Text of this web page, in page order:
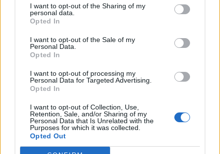
I want to opt-out of the Sharing of my
personal data.
Opted In
I want to opt-out of the Sale of my
Personal Data.
Opted In
I want to opt-out of processing my
Personal Data for Targeted Advertising.
Opted In
I want to opt-out of Collection, Use,
Retention, Sale, and/or Sharing of my
Personal Data that Is Unrelated with the
Purposes for which it was collected.
Opted Out
Ελλάδας και Κύπρου
Καθήκοντα διευθύνοντος
συμβούλου στον όμιλο FAMAR
23/07/26|14:12
Ο Κωνσταντίνος Μασσέλος
αναλαμβάνει την προεδρία του
Διοικητικού Συμβουλίου των
22/07/26|10:53